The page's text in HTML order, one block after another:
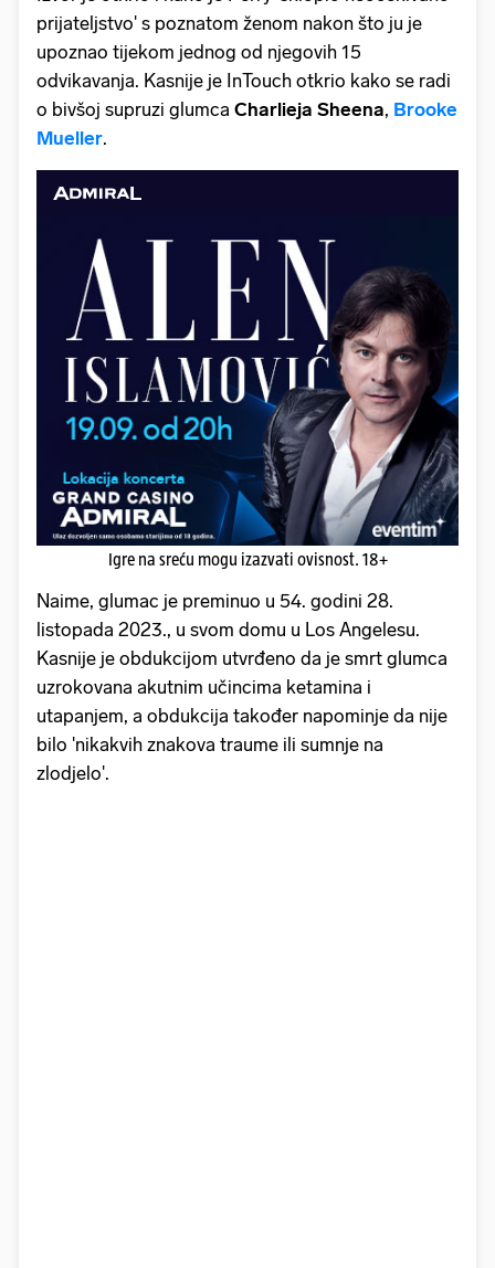
prijateljstvo' s poznatom ženom nakon što ju je
upoznao tijekom jednog od njegovih 15
odvikavanja. Kasnije je InTouch otkrio kako se radi
o bivšoj supruzi glumca Charlieja Sheena, Brooke
Mueller.
Igre na sreću mogu izazvati ovisnost. 18+
Naime, glumac je preminuo u 54. godini 28.
listopada 2023., u svom domu u Los Angelesu.
Kasnije je obdukcijom utvrđeno da je smrt glumca
uzrokovana akutnim učincima ketamina i
utapanjem, a obdukcija također napominje da nije
bilo 'nikakvih znakova traume ili sumnje na
zlodjelo'.